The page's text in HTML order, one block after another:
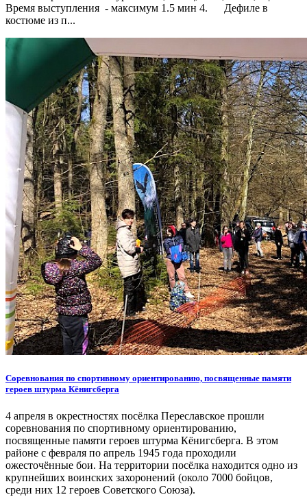
Время выступления - максимум 1.5 мин 4. Дефиле в
костюме из п...
Cоревнования по спортивному ориентированию, посвященные памяти
героев штурма Кёнигсберга
4 апреля в окрестностях посёлка Переславское прошли
соревнования по спортивному ориентированию,
посвященные памяти героев штурма Кёнигсберга. В этом
районе с февраля по апрель 1945 года проходили
ожесточённые бои. На территории посёлка находится одно из
крупнейших воинских захоронений (около 7000 бойцов,
среди них 12 героев Советского Союза).